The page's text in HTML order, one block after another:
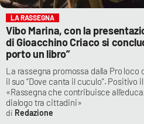
LA RASSEGNA
Vibo Marina, con la
di Gioacchino Criaco si
porto un libro”
La rassegna promossa dalla Pro
il suo “Dove canta il cuculo”. Positivo
«Rassegna che contribuisce
dialogo tra cittadini»
Redazione